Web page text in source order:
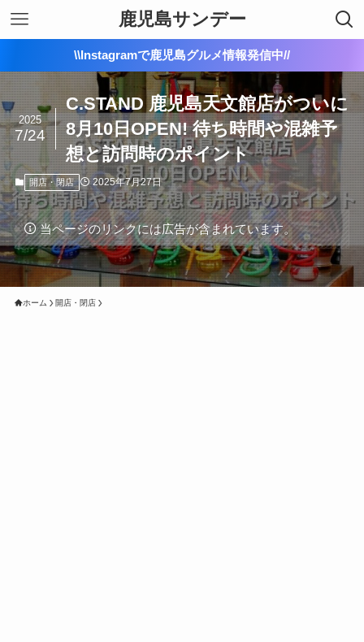
鹿児島サンデー
\\Instagramで鹿児島グルメ情報発信中//
C.STAND 鹿児島天文館店がついに
8月10日OPEN! 待ち時間や混雑予
想と訪問時のポイント
2025
7/24
開店・閉店 2025年7月27日
当ページのリンクには広告が含まれています。
ホーム 開店・閉店